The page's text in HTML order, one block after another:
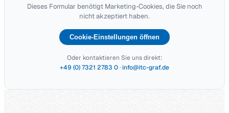
Dieses Formular benötigt Marketing-Cookies, die Sie noch
nicht akzeptiert haben.
Cookie-Einstellungen öffnen
Oder kontaktieren Sie uns direkt:
+49 (0) 7321 2783 0·info@itc-graf.de